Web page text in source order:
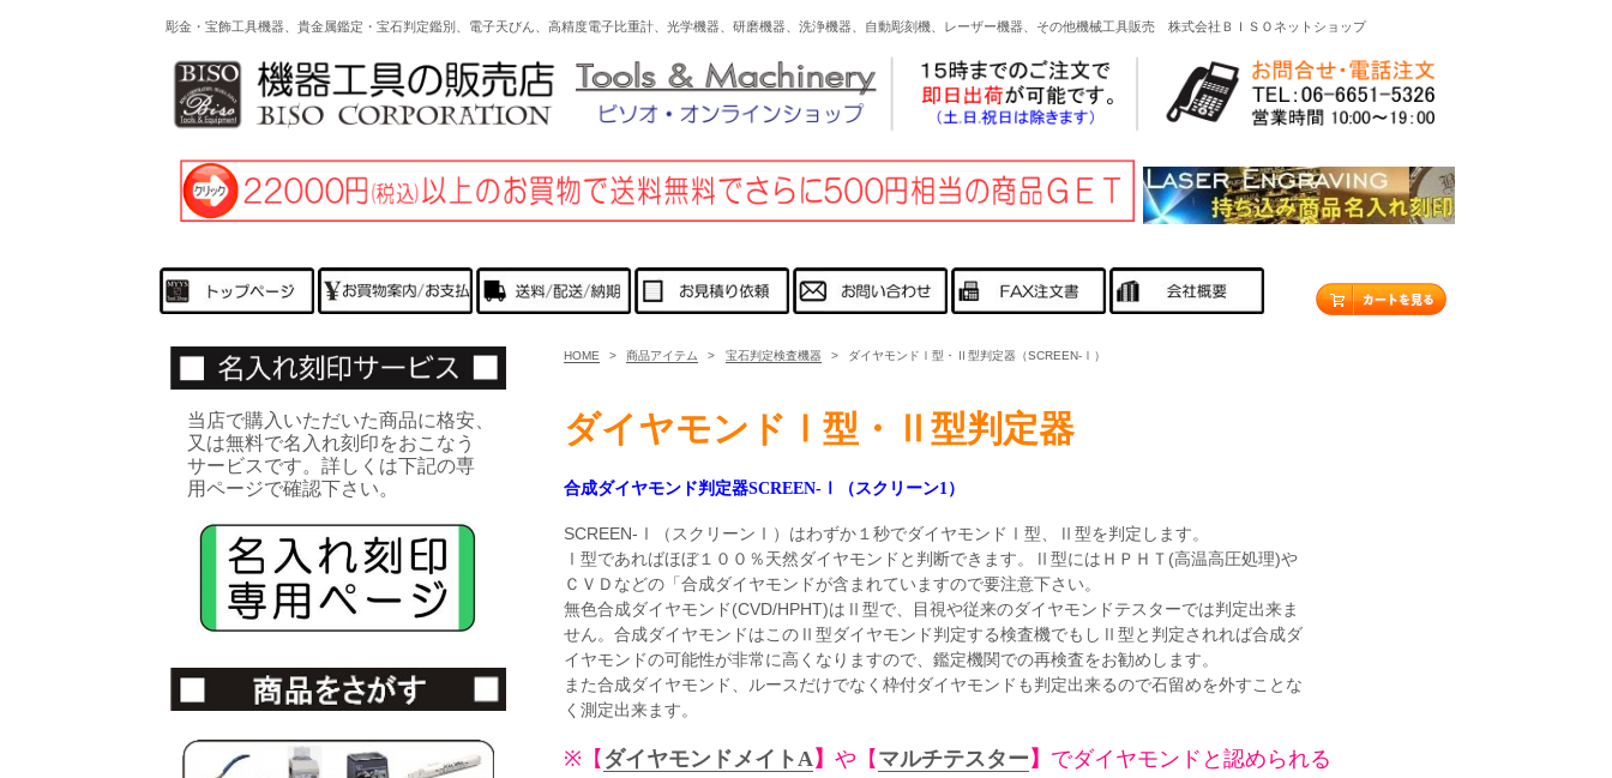
彫金・宝飾工具機器、貴金属鑑定・宝石判定鑑別、電子天びん、高精度電子比重計、光学機器、研磨機器、洗浄機器、自動彫刻機、レーザー機器、その他機械工具販売 株式会社ＢＩＳＯネットショップ
HOME > 商品アイテム > 宝石判定検査機器 > ダイヤモンドⅠ型・Ⅱ型判定器（SCREEN-Ⅰ）
ダイヤモンドⅠ型・Ⅱ型判定器
合成ダイヤモンド判定器SCREEN-Ⅰ（スクリーン1）
SCREEN-Ⅰ（スクリーンⅠ）はわずか１秒でダイヤモンドⅠ型、Ⅱ型を判定します。
Ⅰ型であればほぼ１００％天然ダイヤモンドと判断できます。Ⅱ型にはＨＰＨＴ(高温高圧処理)や
ＣＶＤなどの「合成ダイヤモンドが含まれていますので要注意下さい。
無色合成ダイヤモンド(CVD/HPHT)はⅡ型で、目視や従来のダイヤモンドテスターでは判定出来ま
せん。 合成ダイヤモンドはこのⅡ型ダイヤモンド判定する検査機でもしⅡ型と判定さ れれば合成ダ
イヤモンドの可能性が非常に高くなりますので、鑑定機関での再検査をお勧めします。
また合成ダイヤモンド、ルースだけでなく 枠付ダイヤモンドも判定出来るので石留めを外すこ とな
く測定出来ます。
※【 ダイヤモンドメイトA】 や【 マルチテスター 】 でダイヤモンドと認められる
当店で購入いただいた商品に格安、
又は無料で名入れ刻印をおこなう
サービスです。詳しくは下記の専
用ページで確認下さい。